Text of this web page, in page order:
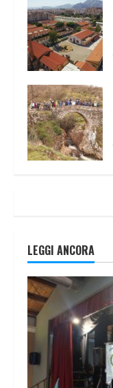
LEGGI ANCORA